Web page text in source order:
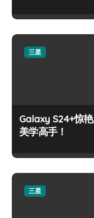
三星
Galaxy S24+惊
美学高手！
三星